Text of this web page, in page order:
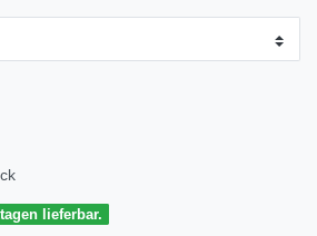
lieferbar.